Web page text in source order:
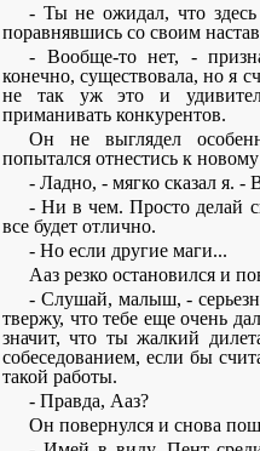
- Ты не ожидал, что здесь
поравнявшись со своим
- Вообще-то нет, -
конечно, существовала, но я
не так уж это и
приманивать конкурентов.
Он не выглядел
попытался отнестись к
- Ладно, - мягко сказал я.
- Ни в чем. Просто делай
все будет отлично.
- Но если другие маги...
Ааз резко остановился и
- Слушай, малыш, -
твержу, что тебе еще очень
значит, что ты жалкий
собеседованием, если бы
такой работы.
- Правда, Ааз?
Он повернулся и снова